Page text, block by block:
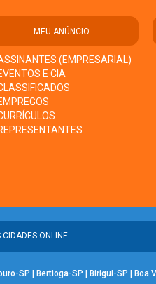
MEU ANÚNCIO
(EMPRESARIAL)
E CIA
CIDADES ONLINE
SP | Bertioga-SP | Birigui-SP | Boa